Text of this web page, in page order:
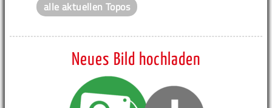
alle aktuellen Topos
Neues Bild hochladen